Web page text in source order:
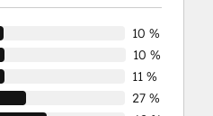
10 %
10 %
11 %
27 %